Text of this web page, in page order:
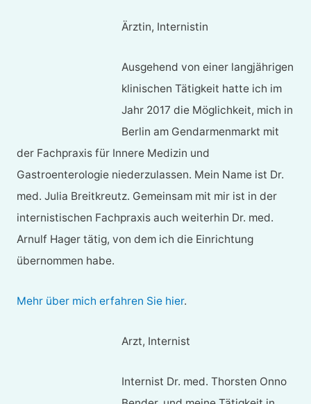
Ärztin, Internistin
Ausgehend von einer langjährigen
klinischen Tätigkeit hatte ich im
Jahr 2017 die Möglichkeit, mich in
Berlin am Gendarmenmarkt mit
der Fachpraxis für Innere Medizin und
Gastroenterologie niederzulassen. Mein Name ist Dr.
med. Julia Breitkreutz. Gemeinsam mit mir ist in der
internistischen Fachpraxis auch weiterhin Dr. med.
Arnulf Hager tätig, von dem ich die Einrichtung
übernommen habe.
Mehr über mich erfahren Sie hier.
Arzt, Internist
Internist Dr. med. Thorsten Onno